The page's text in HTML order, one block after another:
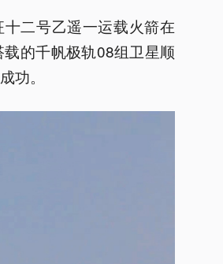
二号乙遥一运载火箭在
的千帆极轨08组卫星顺
功。